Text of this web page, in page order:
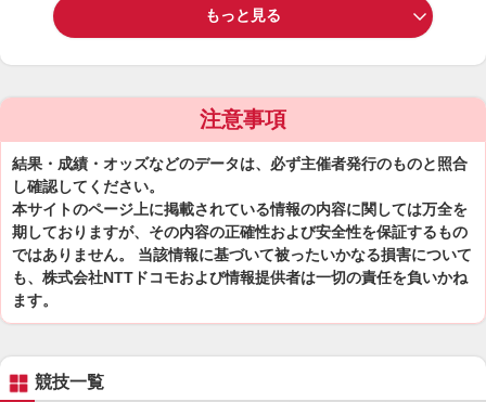
もっと見る
注意事項
結果・成績・オッズなどのデータは、必ず主催者発行のものと照合
し確認してください。
本サイトのページ上に掲載されている情報の内容に関しては万全を
期しておりますが、その内容の正確性および安全性を保証するもの
ではありません。 当該情報に基づいて被ったいかなる損害について
も、株式会社NTTドコモおよび情報提供者は一切の責任を負いかね
ます。
競技一覧